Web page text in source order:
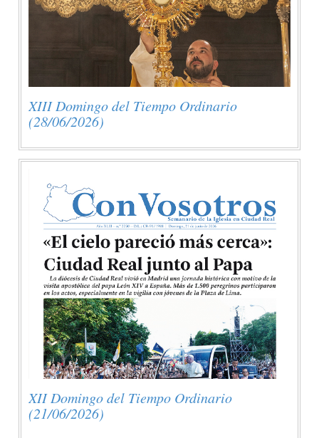
XIII Domingo del Tiempo Ordinario
(28/06/2026)
XII Domingo del Tiempo Ordinario
(21/06/2026)